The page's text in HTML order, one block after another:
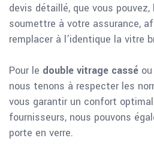
devis détaillé, que vous pouvez,
soumettre à votre assurance,
remplacer à l’identique la vitre
Pour le double vitrage cassé
nous tenons à respecter les
vous garantir un confort
fournisseurs, nous pouvons
porte en verre.